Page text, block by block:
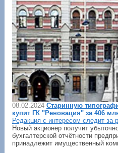
08.02.2024 Старинную
купит ГК "Реновация" за 406
Редакция с интересом следит за
Новый акционер получит
бухгалтерской отчётности
принадлежит имущественный